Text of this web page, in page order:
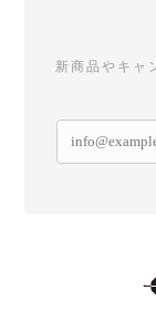
新商品やキャ